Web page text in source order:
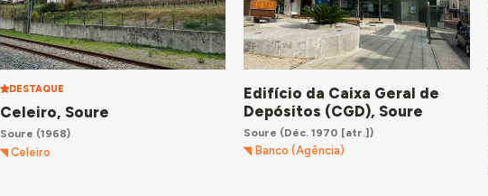
DESTAQUE
Celeiro, Soure
Soure (1968)
Celeiro
Edifício da Caixa Geral de
Depósitos (CGD), Soure
Soure (Déc. 1970 [atr.])
Banco (Agência)